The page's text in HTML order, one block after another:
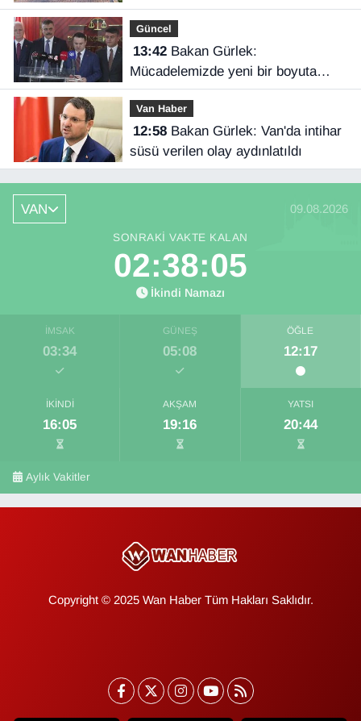
Güncel
13:42Bakan Gürlek:
Mücadelemizde yeni bir boyuta
geçeceğiz
Van Haber
12:58Bakan Gürlek: Van'da intihar
süsü verilen olay aydınlatıldı
VAN 09.08.2026
SONRAKI VAKTE KALAN
02:38:05
İkindi Namazı
İMSAK
03:34
GÜNEŞ
05:08
ÖĞLE
12:17
İKINDI
16:05
AKŞAM
19:16
YATSI
20:44
Aylık Vakitler
Copyright © 2025 Wan Haber Tüm Hakları Saklıdır.